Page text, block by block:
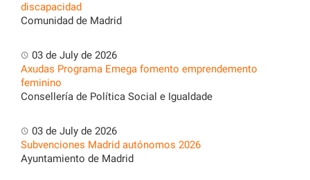
discapacidad
Comunidad de Madrid
03 de July de 2026
Axudas Programa Emega fomento emprendemento
feminino
Consellería de Política Social e Igualdade
03 de July de 2026
Subvenciones Madrid autónomos 2026
Ayuntamiento de Madrid